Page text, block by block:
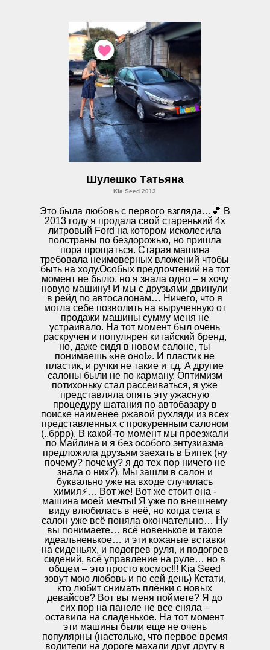
Шулешко Татьяна
Kia Seed 2013
Это была любовь с первого взгляда…💕 В
2013 году я продала свой старенький 4х
литровый Ford на котором исколесила
полстраны по бездорожью, но пришла
пора прощаться. Старая машина
требовала неимоверных вложений чтобы
быть на ходу.Особых предпочтений на тот
момент не было, но я знала одно – я хочу
новую машину! И мы с друзьями двинули
в рейд по автосалонам… Ничего, что я
могла себе позволить на вырученную от
продажи машины сумму меня не
устраивало. На тот момент был очень
раскручен и популярен китайский бренд,
но, даже сидя в новом салоне, ты
понимаешь «не оно!». И пластик не
пластик, и ручки не такие и т.д. А другие
салоны были не по карману. Оптимизм
потихоньку стал рассеиваться, я уже
представляла опять эту ужасную
процедуру шатания по автобазару в
поиске наименее ржавой рухляди из всех
представленных с прокуренным салоном
(..бррр). В какой-то момент мы проезжали
по Майлина и я без особого энтузиазма
предложила друзьям заехать в Бипек (ну
почему? почему? я до тех пор ничего не
знала о них?). Мы зашли в салон и
буквально уже на входе случилась
химия⚡️… Вот же! Вот же стоит она -
машина моей мечты! Я уже по внешнему
виду влюбилась в неё, но когда села в
салон уже всё поняла окончательно… Ну
вы понимаете… всё новенькое и такое
идеальненькое… и эти кожаные вставки
на сиденьях, и подогрев руля, и подогрев
сидений, всё управление на руле… но в
общем – это просто космос!!! Kia Seed
зовут мою любовь и по сей день) Кстати,
кто любит снимать плёнки с новых
девайсов? Вот вы меня поймете? Я до
сих пор на панеле не все сняла –
оставила на сладенькое. На тот момент
эти машины были еще не очень
популярны (настолько, что первое время
водители на дороге махали друг другу в